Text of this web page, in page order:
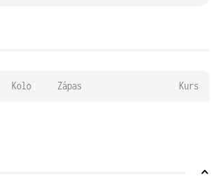
Kolo Zápas Kurs